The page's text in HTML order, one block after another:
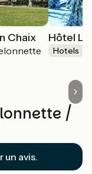
Chaix Hôtel
Hotels
/
un avis.